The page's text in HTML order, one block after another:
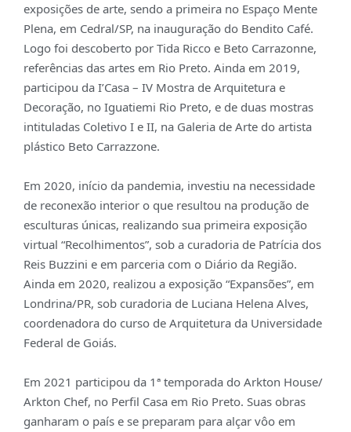
exposições de arte, sendo a primeira no Espaço Mente
Plena, em Cedral/SP, na inauguração do Bendito Café.
Logo foi descoberto por Tida Ricco e Beto Carrazonne,
referências das artes em Rio Preto. Ainda em 2019,
participou da I’Casa – IV Mostra de Arquitetura e
Decoração, no Iguatiemi Rio Preto, e de duas mostras
intituladas Coletivo I e II, na Galeria de Arte do artista
plástico Beto Carrazzone.
Em 2020, início da pandemia, investiu na necessidade
de reconexão interior o que resultou na produção de
esculturas únicas, realizando sua primeira exposição
virtual “Recolhimentos”, sob a curadoria de Patrícia dos
Reis Buzzini e em parceria com o Diário da Região.
Ainda em 2020, realizou a exposição “Expansões”, em
Londrina/PR, sob curadoria de Luciana Helena Alves,
coordenadora do curso de Arquitetura da Universidade
Federal de Goiás.
Em 2021 participou da 1ª temporada do Arkton House/
Arkton Chef, no Perfil Casa em Rio Preto. Suas obras
ganharam o país e se preparam para alçar vôo em